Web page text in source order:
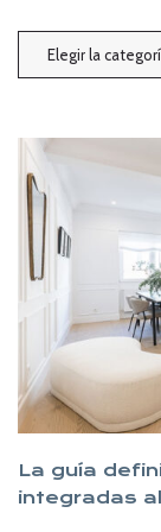
La guía
integradas